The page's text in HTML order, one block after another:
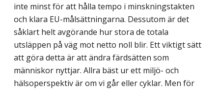
inte minst för att hålla tempo i minskningstakten
och klara EU-målsättningarna. Dessutom är det
såklart helt avgörande hur stora de totala
utsläppen på väg mot netto noll blir. Ett viktigt sätt
att göra detta är att ändra färdsätten som
människor nyttjar. Allra bäst ur ett miljö- och
hälsoperspektiv är om vi går eller cyklar. Men för